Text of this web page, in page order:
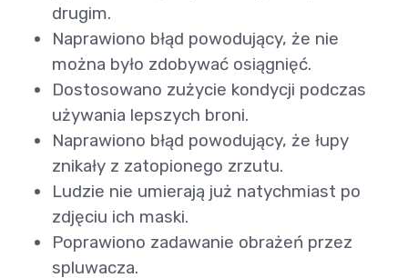
drugim.
Naprawiono błąd powodujący, że nie
można było zdobywać osiągnięć.
Dostosowano zużycie kondycji podczas
używania lepszych broni.
Naprawiono błąd powodujący, że łupy
znikały z zatopionego zrzutu.
Ludzie nie umierają już natychmiast po
zdjęciu ich maski.
Poprawiono zadawanie obrażeń przez
spluwacza.